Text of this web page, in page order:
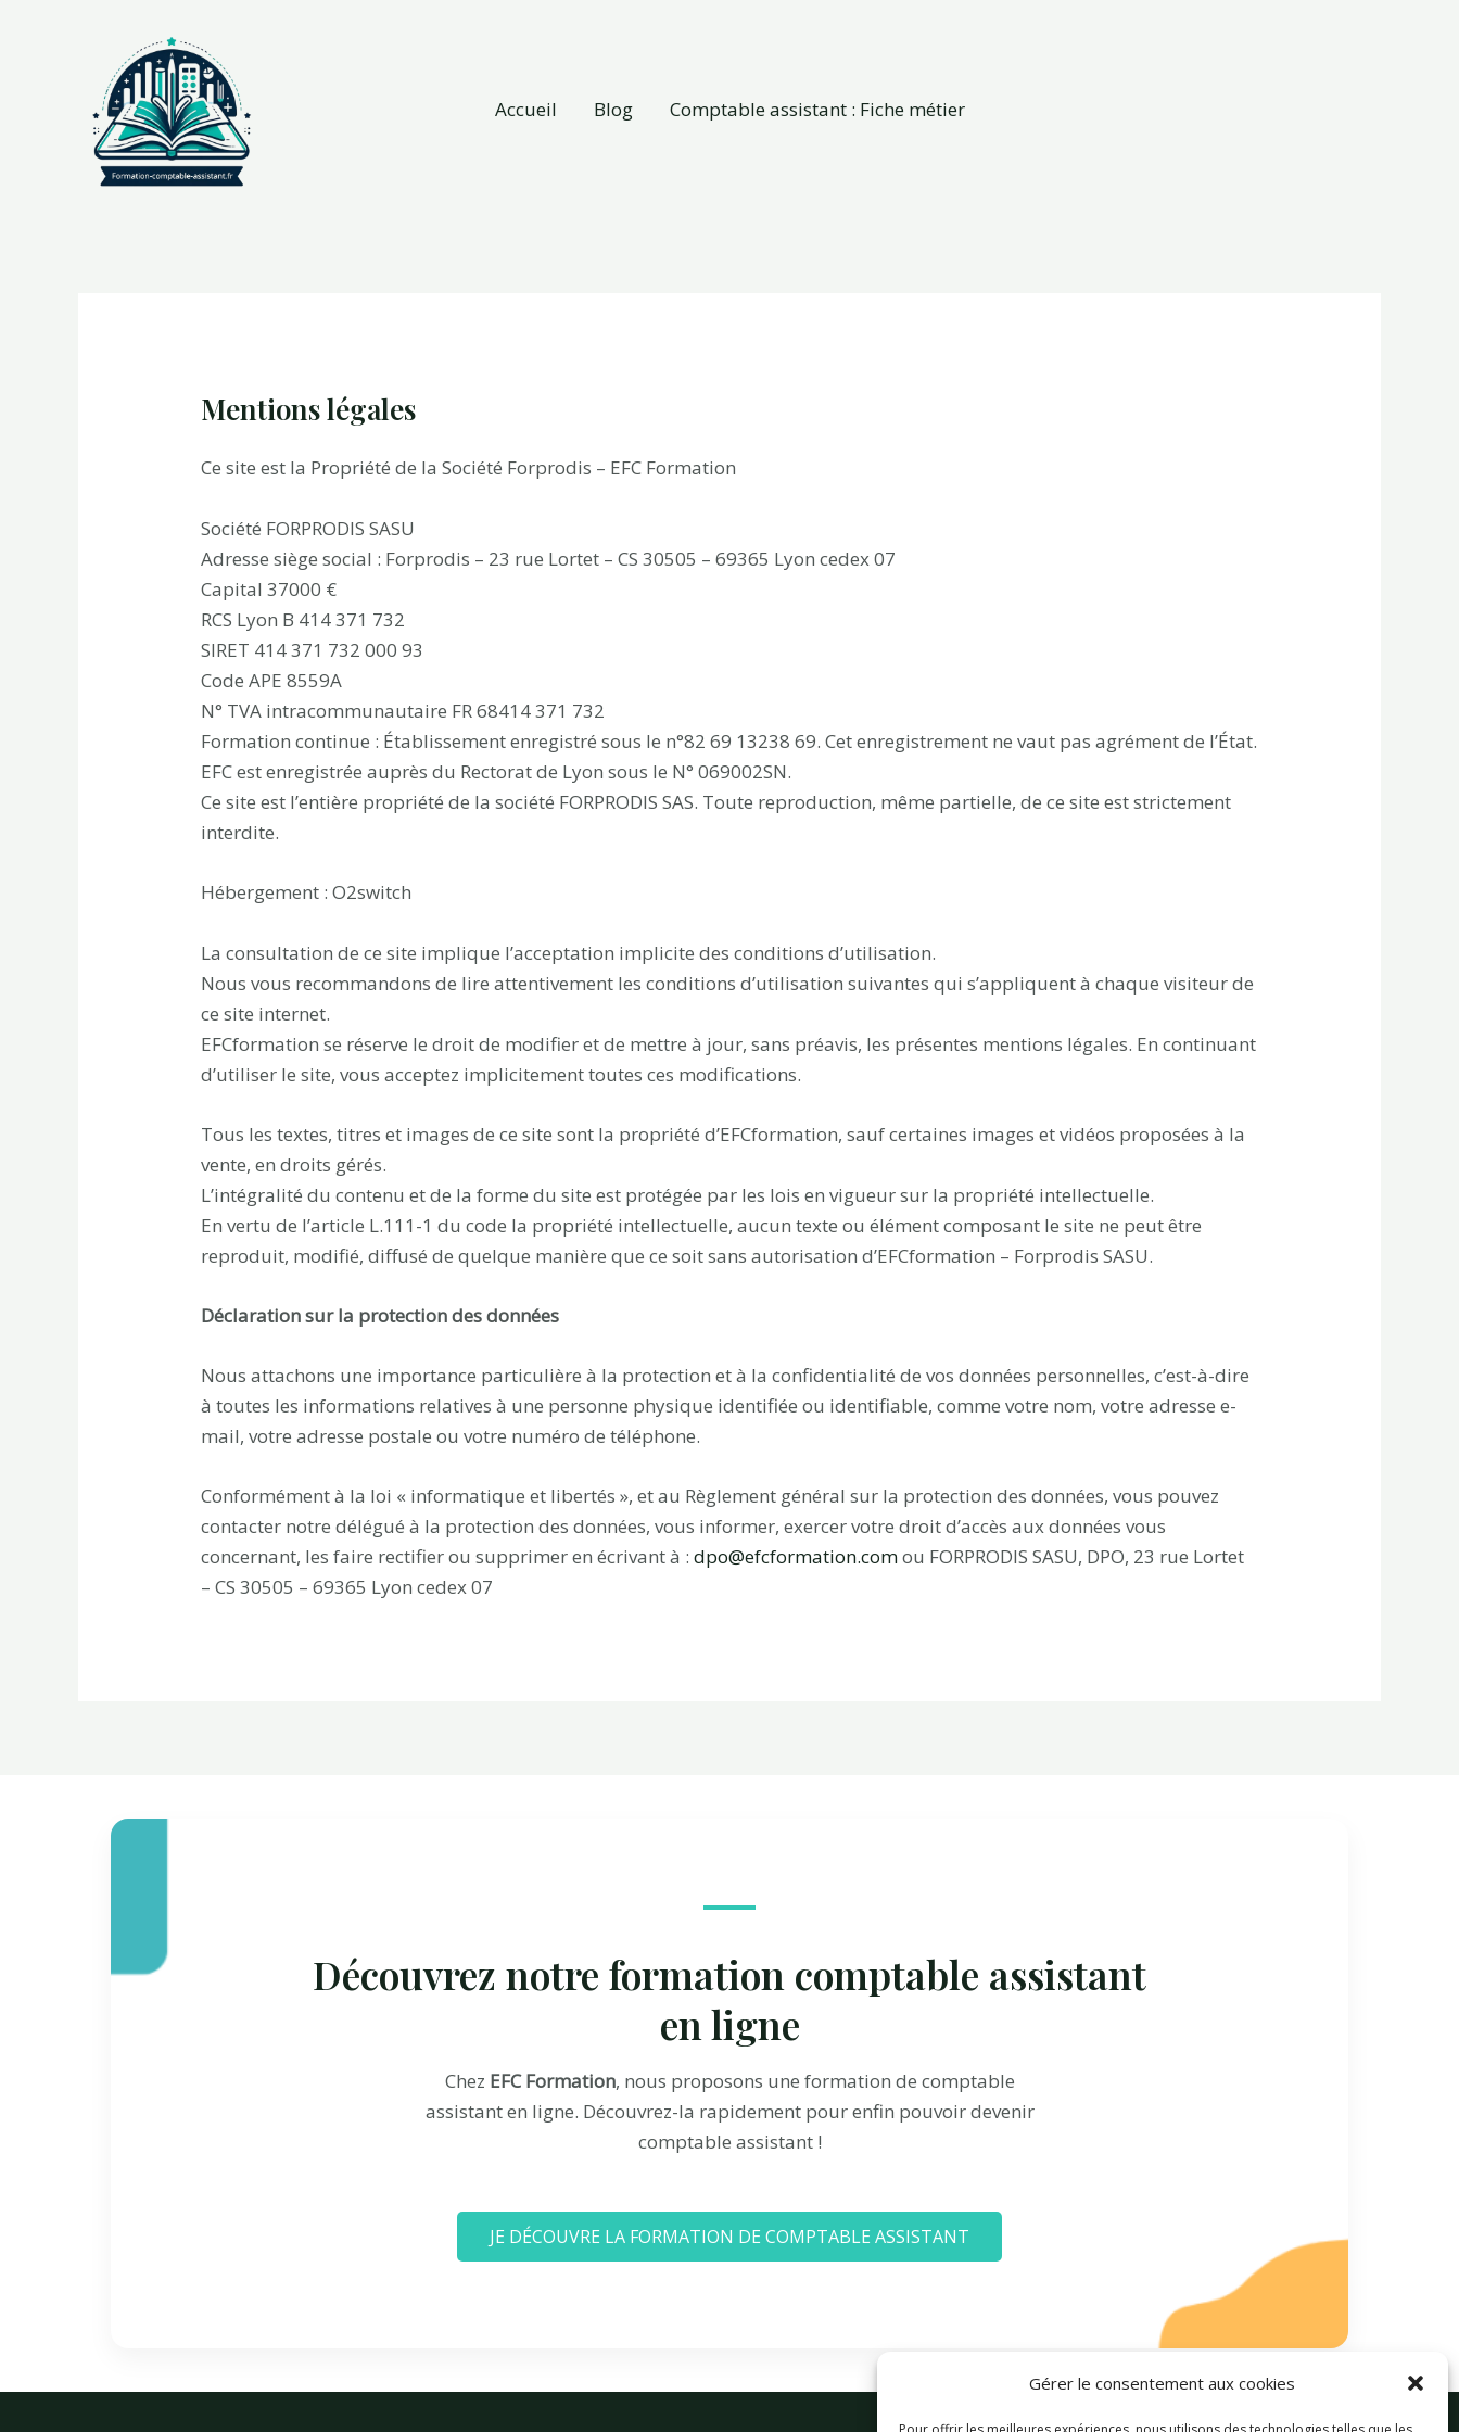
Gérer le consentement aux cookies
Accueil
Blog Comptable assistant : Fiche métier
Mentions légales
Ce site est la Propriété de la Société Forprodis – EFC Formation
Société FORPRODIS SASU
Adresse siège social : Forprodis – 23 rue Lortet – CS 30505 – 69365 Lyon cedex 07
Capital 37000 €
RCS Lyon B 414 371 732
SIRET 414 371 732 000 93
Code APE 8559A
N° TVA intracommunautaire FR 68414 371 732
Formation continue : Établissement enregistré sous le n°82 69 13238 69. Cet enregistrement ne vaut pas agrément de l’État.
EFC est enregistrée auprès du Rectorat de Lyon sous le N° 069002SN.
Ce site est l’entière propriété de la société FORPRODIS SAS. Toute reproduction, même partielle, de ce site est strictement
interdite.
Hébergement : O2switch
La consultation de ce site implique l’acceptation implicite des conditions d’utilisation.
Nous vous recommandons de lire attentivement les conditions d’utilisation suivantes qui s’appliquent à chaque visiteur de
ce site internet.
EFCformation se réserve le droit de modifier et de mettre à jour, sans préavis, les présentes mentions légales. En continuant
d’utiliser le site, vous acceptez implicitement toutes ces modifications.
Tous les textes, titres et images de ce site sont la propriété d’EFCformation, sauf certaines images et vidéos proposées à la
vente, en droits gérés.
L’intégralité du contenu et de la forme du site est protégée par les lois en vigueur sur la propriété intellectuelle.
En vertu de l’article L.111-1 du code la propriété intellectuelle, aucun texte ou élément composant le site ne peut être
reproduit, modifié, diffusé de quelque manière que ce soit sans autorisation d’EFCformation – Forprodis SASU.
Déclaration sur la protection des données
Nous attachons une importance particulière à la protection et à la confidentialité de vos données personnelles, c’est-à-dire
à toutes les informations relatives à une personne physique identifiée ou identifiable, comme votre nom, votre adresse e-
mail, votre adresse postale ou votre numéro de téléphone.
Conformément à la loi « informatique et libertés », et au Règlement général sur la protection des données, vous pouvez
contacter notre délégué à la protection des données, vous informer, exercer votre droit d’accès aux données vous
concernant, les faire rectifier ou supprimer en écrivant à :dpo@efcformation.comou FORPRODIS SASU, DPO, 23 rue Lortet
– CS 30505 – 69365 Lyon cedex 07
Découvrez notre formation comptable assistant
en ligne
Chez EFC Formation, nous proposons une formation de comptable
assistant en ligne. Découvrez-la rapidement pour enfin pouvoir devenir
comptable assistant !
JE DÉCOUVRE LA FORMATION DE COMPTABLE ASSISTANT